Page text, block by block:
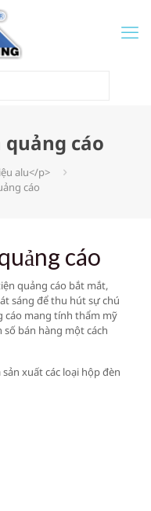
quảng cáo
alu</p>
cáo
cáo
quảng cáo bắt mắt,
sáng để thu hút sự chú
cáo mang tính thẩm mỹ
bán hàng một cách
xuất các loại hộp đèn